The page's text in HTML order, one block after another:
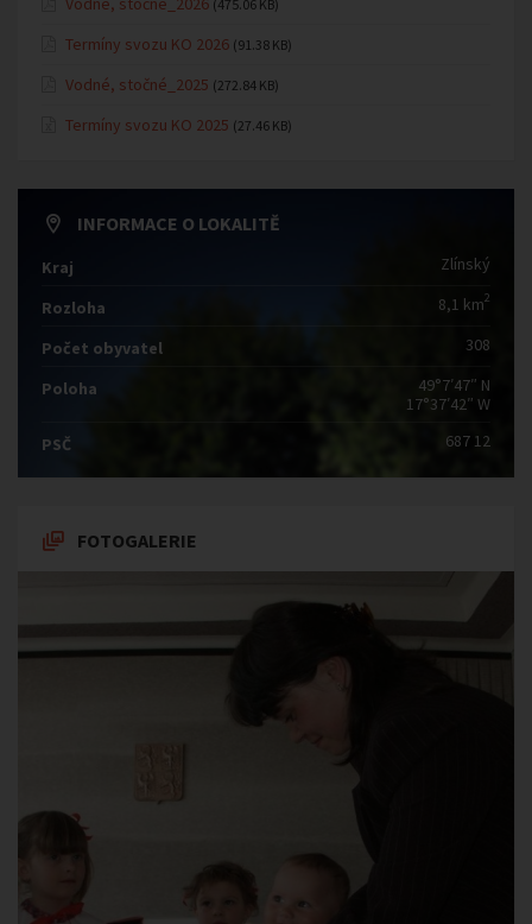
(475.06 KB)
Termíny svozu KO 2026 (91.38 KB)
Vodné, stočné_2025 (272.84 KB)
Termíny svozu KO 2025 (27.46 KB)
INFORMACE O LOKALITĚ
Kraj Zlínský
Rozloha 8,1 km2
Počet obyvatel 308
Poloha
49°7′47″ N
17°37′42″ W
PSČ
687 12
FOTOGALERIE